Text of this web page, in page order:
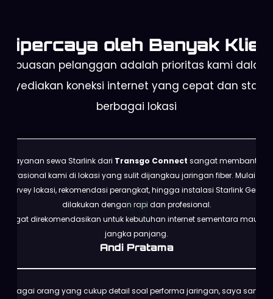
Dipercaya oleh Banyak Klien
Kepuasan pelanggan adalah prioritas kami dalam
koneksi internet yang cepat dan stabil
berbagai lokasi
Layanan sewa Starlink dari Transgo Connect sangat membantu
operasional kami di lokasi yang sulit dijangkau jaringan fiber. Mulai dari
survey lokasi, rekomendasi perangkat, hingga instalasi Starlink Gen 3
dilakukan dengan rapi dan profesional.
Sangat direkomendasikan untuk kebutuhan internet sementara maupun
jangka panjang.
Andi Pratama
Sebagai orang yang cukup detail soal performa jaringan, saya sangat